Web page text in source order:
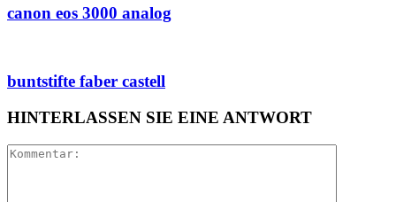
canon eos 3000 analog
buntstifte faber castell
HINTERLASSEN SIE EINE ANTWORT